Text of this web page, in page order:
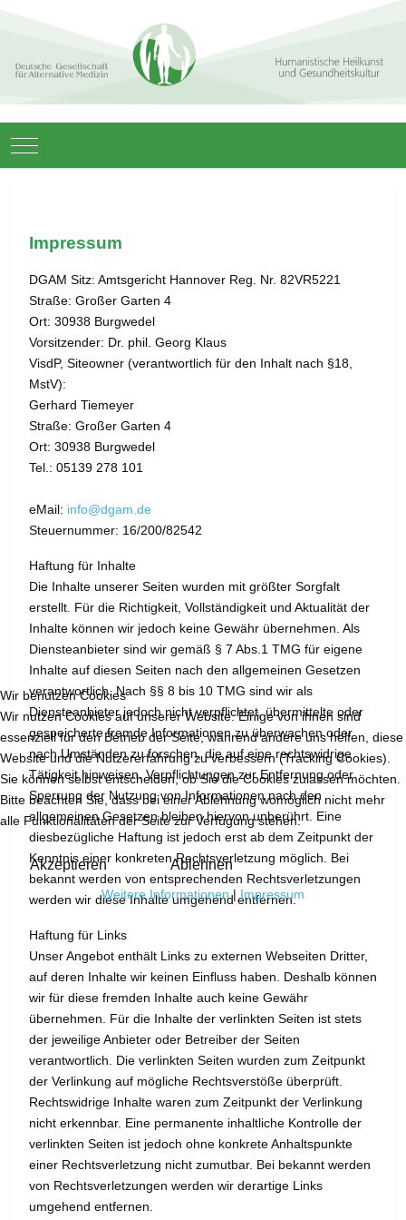
Mobile Menu Toggle
Impressum
DGAM Sitz: Amtsgericht Hannover Reg. Nr. 82VR5221
Straße: Großer Garten 4
Ort: 30938 Burgwedel
Vorsitzender: Dr. phil. Georg Klaus
VisdP, Siteowner (verantwortlich für den Inhalt nach §18,
MstV):
Gerhard Tiemeyer
Straße: Großer Garten 4
Ort: 30938 Burgwedel
Tel.: 05139 278 101
eMail: info@dgam.de
Steuernummer: 16/200/82542
Haftung für Inhalte
Die Inhalte unserer Seiten wurden mit größter Sorgfalt
erstellt. Für die Richtigkeit, Vollständigkeit und Aktualität der
Inhalte können wir jedoch keine Gewähr übernehmen. Als
Diensteanbieter sind wir gemäß § 7 Abs.1 TMG für eigene
Inhalte auf diesen Seiten nach den allgemeinen Gesetzen
verantwortlich. Nach §§ 8 bis 10 TMG sind wir als
Diensteanbieter jedoch nicht verpflichtet, übermittelte oder
gespeicherte fremde Informationen zu überwachen oder
nach Umständen zu forschen, die auf eine rechtswidrige
Tätigkeit hinweisen. Verpflichtungen zur Entfernung oder
Sperrung der Nutzung von Informationen nach den
allgemeinen Gesetzen bleiben hiervon unberührt. Eine
diesbezügliche Haftung ist jedoch erst ab dem Zeitpunkt der
Kenntnis einer konkreten Rechtsverletzung möglich. Bei
bekannt werden von entsprechenden Rechtsverletzungen
werden wir diese Inhalte umgehend entfernen.
Haftung für Links
Unser Angebot enthält Links zu externen Webseiten Dritter,
auf deren Inhalte wir keinen Einfluss haben. Deshalb können
wir für diese fremden Inhalte auch keine Gewähr
übernehmen. Für die Inhalte der verlinkten Seiten ist stets
der jeweilige Anbieter oder Betreiber der Seiten
verantwortlich. Die verlinkten Seiten wurden zum Zeitpunkt
der Verlinkung auf mögliche Rechtsverstöße überprüft.
Rechtswidrige Inhalte waren zum Zeitpunkt der Verlinkung
nicht erkennbar. Eine permanente inhaltliche Kontrolle der
verlinkten Seiten ist jedoch ohne konkrete Anhaltspunkte
einer Rechtsverletzung nicht zumutbar. Bei bekannt werden
von Rechtsverletzungen werden wir derartige Links
umgehend entfernen.
Wir benutzen Cookies
Wir nutzen Cookies auf unserer Website. Einige von ihnen sind
essenziell für den Betrieb der Seite, während andere uns helfen, diese
Website und die Nutzererfahrung zu verbessern (Tracking Cookies).
Sie können selbst entscheiden, ob Sie die Cookies zulassen möchten.
Bitte beachten Sie, dass bei einer Ablehnung womöglich nicht mehr
alle Funktionalitäten der Seite zur Verfügung stehen.
Akzeptieren Ablehnen
Weitere Informationen| Impressum